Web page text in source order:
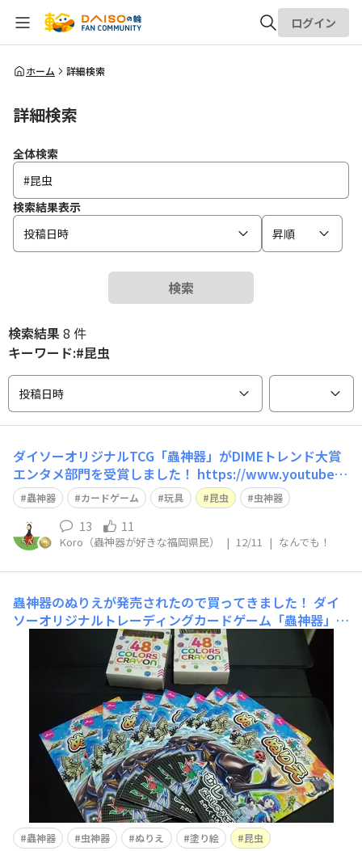
全体検索
ログイン
ホーム 詳細検索
詳細検索
全体検索
検索結果表示
投稿日時
昇順
検索
検索結果8 件
キーワード:#昆虫
投稿日時
ダイソーオリジナルTCG「蟲神器」がDIMEトレンド大賞
エンタメ部門を受賞しました！ https://www.youtube.c
om/live/DywmteHwNLE?si=gw1YFGlZusQtw1YK 私が
蟲神器のイベントを始めた頃は福岡にプレイヤーなんて全
然いなくて。 スターターセット
蟲神器 カードゲーム 玩具 昆虫 虫神器
13 11
Koro（蟲神器が好きな福岡県民） | 12/11 | なんでも！
蟲神器のぬりえが発売されたので買ってきました！ ダイ
ソーオリジナルトレーディングカードゲーム「蟲神器」の
塗り絵が発売されたと聞いてダイソー古賀店に駆け込んで
全部買ってきたよ！ いよいよ日付変わって明日3月15日に
福岡県嘉麻市で行われる「ふくおか大昆虫展」 ここでこ
の蟲神器ぬりえを使って子供達と遊ぼうと思います！ み
蟲神器 虫神器 ぬりえ 塗り絵
昆虫